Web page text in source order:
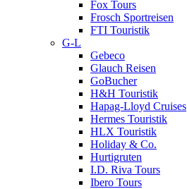
Fox Tours
Frosch Sportreisen
FTI Touristik
G-L
Gebeco
Glauch Reisen
GoBucher
H&H Touristik
Hapag-Lloyd Cruises
Hermes Touristik
HLX Touristik
Holiday & Co.
Hurtigruten
I.D. Riva Tours
Ibero Tours